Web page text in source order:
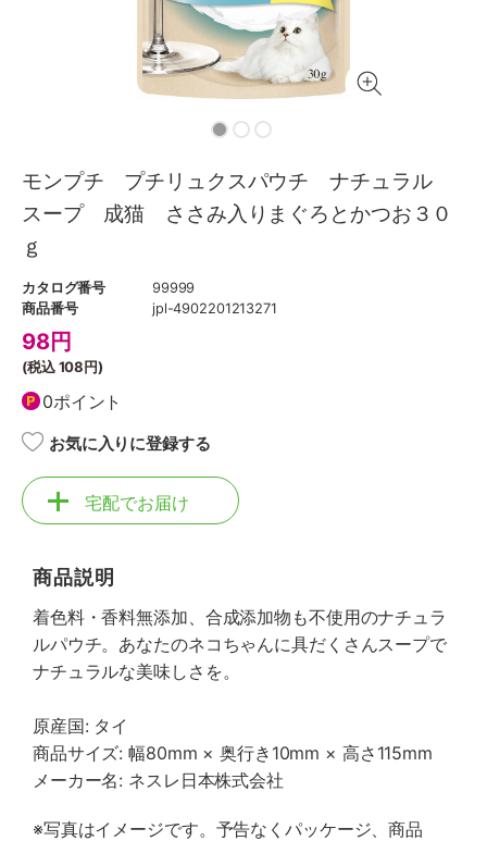
モンプチ プチリュクスパウチ ナチュラル
スープ 成猫 ささみ入りまぐろとかつお３０
ｇ
カタログ番号
99999
商品番号
jpl-4902201213271
98円
(税込108円)
0ポイント
お気に入りに登録する
宅配でお届け
商品説明
着色料・香料無添加、合成添加物も不使用のナチュラ
ルパウチ。あなたのネコちゃんに具だくさんスープで
ナチュラルな美味しさを。
原産国: タイ
商品サイズ: 幅80mm × 奥行き10mm × 高さ115mm
メーカー名: ネスレ日本株式会社
※写真はイメージです。予告なくパッケージ、商品